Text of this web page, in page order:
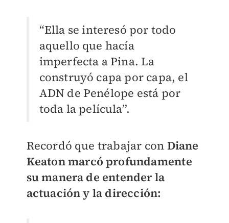
“Ella se interesó por todo
aquello que hacía
imperfecta a Pina. La
construyó capa por capa, el
ADN de Penélope está por
toda la película”.
Recordó que trabajar con Diane
Keaton marcó profundamente
su manera de entender la
actuación y la dirección: